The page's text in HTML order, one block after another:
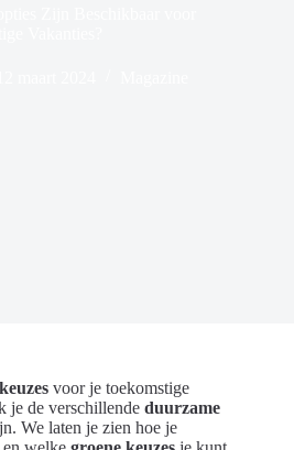
voor je toekomstige
je de verschillende duurzame
We laten je zien hoe je